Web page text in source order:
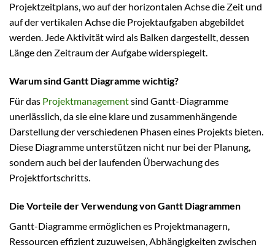
Projektzeitplans, wo auf der horizontalen Achse die Zeit und
auf der vertikalen Achse die Projektaufgaben abgebildet
werden. Jede Aktivität wird als Balken dargestellt, dessen
Länge den Zeitraum der Aufgabe widerspiegelt.
Warum sind Gantt Diagramme wichtig?
Für das Projektmanagementsind Gantt-Diagramme
unerlässlich, da sie eine klare und zusammenhängende
Darstellung der verschiedenen Phasen eines Projekts bieten.
Diese Diagramme unterstützen nicht nur bei der Planung,
sondern auch bei der laufenden Überwachung des
Projektfortschritts.
Die Vorteile der Verwendung von Gantt Diagrammen
Gantt-Diagramme ermöglichen es Projektmanagern,
Ressourcen effizient zuzuweisen, Abhängigkeiten zwischen